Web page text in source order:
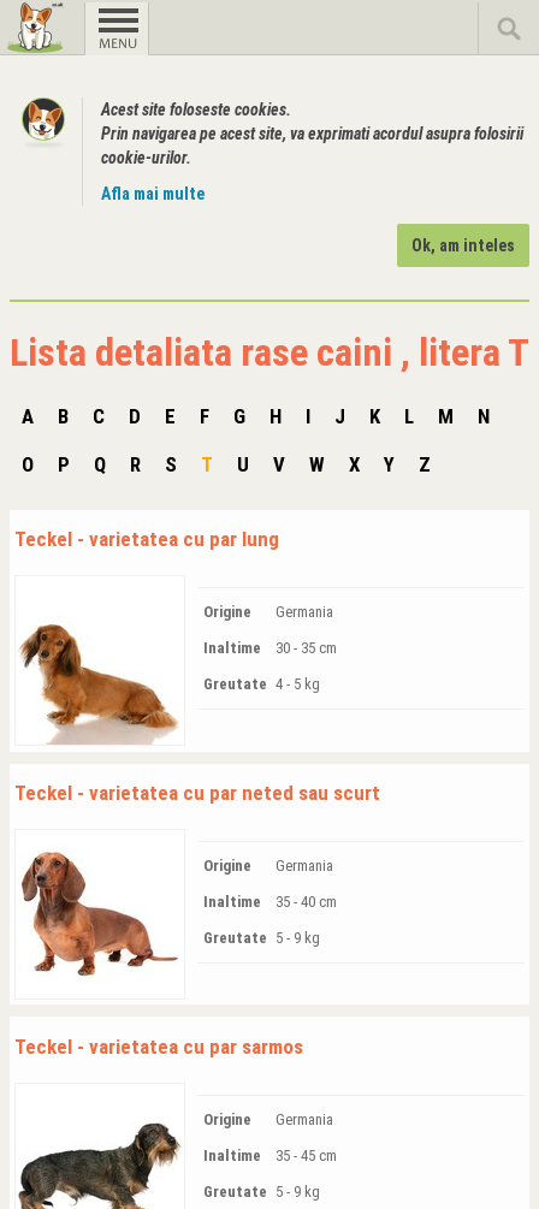
Acest site foloseste cookies.
Prin navigarea pe acest site, va exprimati acordul asupra folosirii
cookie-urilor.
Afla mai multe
Ok, am inteles
Lista detaliata rase caini , litera T
A B C D E F G H I J K L M
N
O
P Q R S T U V W X Y Z
Teckel - varietatea cu par lung
Origine
Germania
Inaltime
30 - 35 cm
Greutate 4 - 5 kg
Teckel - varietatea cu par neted sau scurt
Origine
Germania
Inaltime
35 - 40 cm
Greutate 5 - 9 kg
Teckel - varietatea cu par sarmos
Origine
Germania
Inaltime
35 - 45 cm
Greutate 5 - 9 kg